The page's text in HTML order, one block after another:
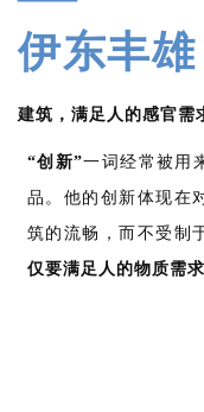
伊东丰雄
建筑，满足人的感官需
“创新”一词经常被用
品。他的创新体现在
筑的流畅，而不受制
仅要满足人的物质需